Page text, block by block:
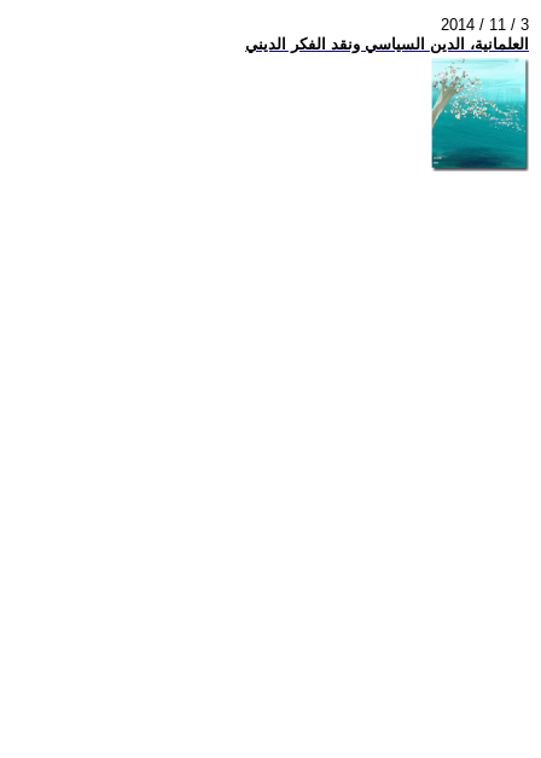
2014 / 11 / 3
العلمانية، الدين السياسي ونقد الفكر الديني